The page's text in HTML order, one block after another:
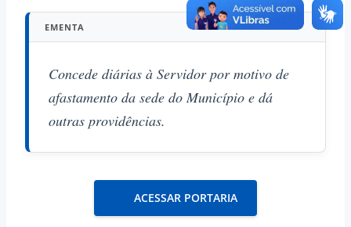
EMENTA
Concede diárias à Servidor por motivo de
afastamento da sede do Município e dá
outras providências.
ACESSAR PORTARIA